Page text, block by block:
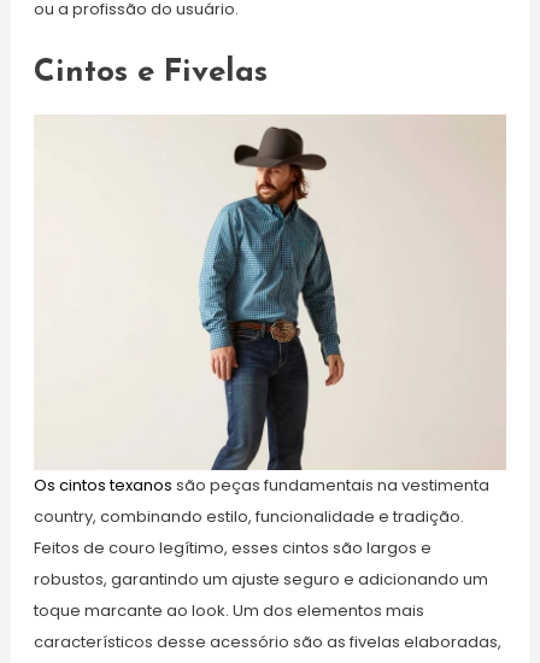
ou a profissão do usuário.
Cintos e Fivelas
Os cintos texanos são peças fundamentais na vestimenta
country, combinando estilo, funcionalidade e tradição.
Feitos de couro legítimo, esses cintos são largos e
robustos, garantindo um ajuste seguro e adicionando um
toque marcante ao look. Um dos elementos mais
característicos desse acessório são as fivelas elaboradas,